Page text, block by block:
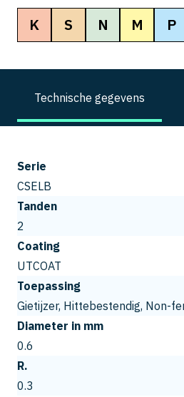
K S N M P
Technische gegevens
Serie
CSELB
Tanden
2
Coating
UTCOAT
Toepassing
Gietijzer, Hittebestendig, Non-
Diameter in mm
0.6
R.
0.3